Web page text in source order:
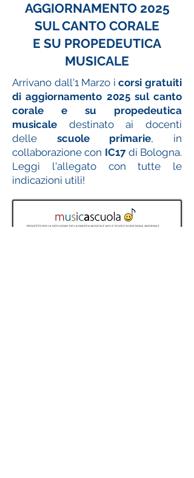
AGGIORNAMENTO 2025
SUL CANTO CORALE
E SU PROPEDEUTICA
MUSICALE
Arrivano dall'1 Marzo icorsi gratuiti
di aggiornamento 2025 sul canto
corale e su propedeutica
musicale destinato ai docenti
delle scuole primarie, in
collaborazione con IC17di Bologna.
Leggi l'allegato con tutte le
indicazioni utili!